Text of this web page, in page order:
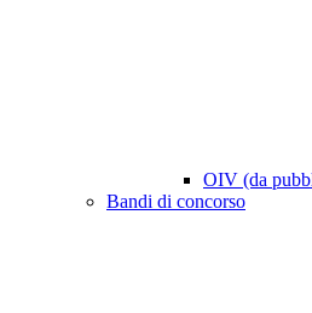
OIV (da
Bandi di concorso